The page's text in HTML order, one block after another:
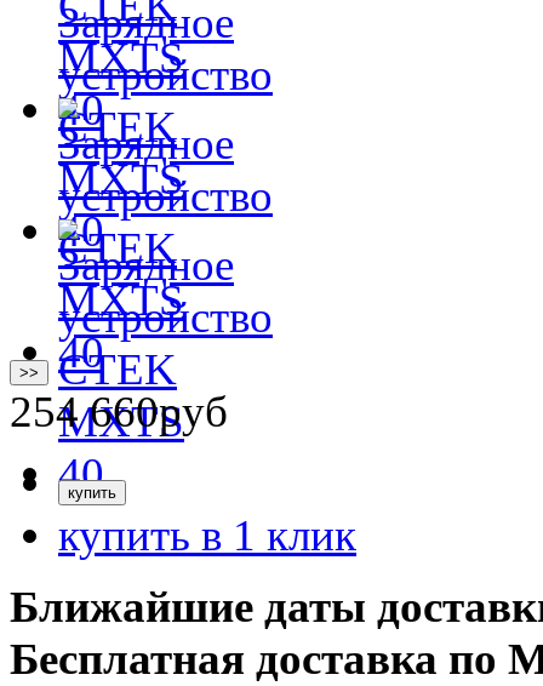
>>
254 660руб
купить в 1 клик
Ближайшие даты
Бесплатная доставка по